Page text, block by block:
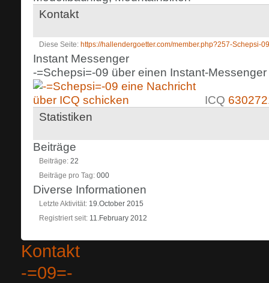
Kontakt
Diese Seite https://hallendergoetter.com/member.php?257-Schepsi-
Instant Messenger
-=Schepsi=-09 über einen Instant-
ICQ
Statistiken
Beiträge
Beiträge 22
Beiträge pro Tag 000
Diverse Informationen
Letzte Aktivität 19.October 2015
Registriert seit 11.February 2012
Kontakt
-=09=-